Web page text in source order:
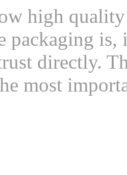
high
packaging is,
directly.
most